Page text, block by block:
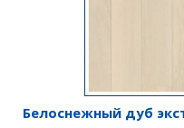
Белоснежный дуб